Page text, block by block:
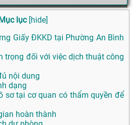
Mục lục [hide]
Giấy ĐKKD tại Phường An Bình
trọng đối với việc dịch thuật công
nội dung
dạng
sơ tại cơ quan có thẩm quyền để
hoàn thành